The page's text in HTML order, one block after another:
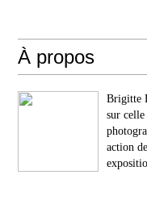
À propos
Brigitte
sur celle
action